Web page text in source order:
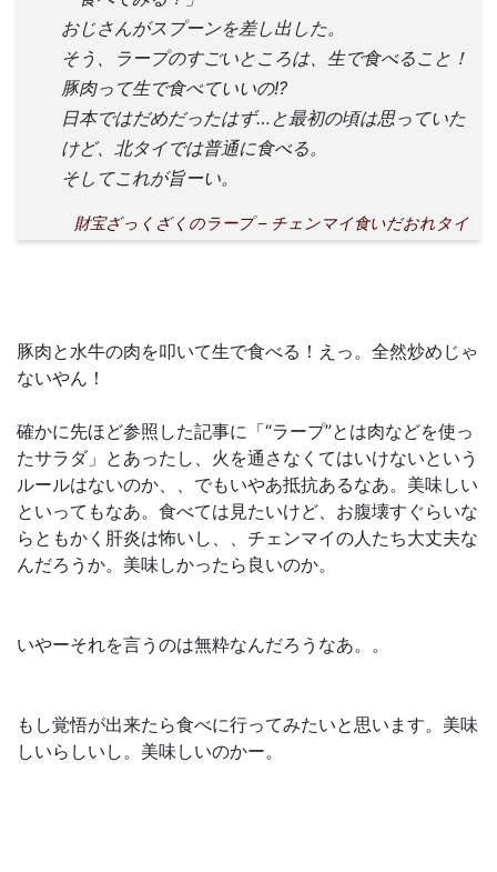
おじさんがスプーンを差し出した。
そう、ラープのすごいところは、生で食べること！
豚肉って生で食べていいの!?
日本ではだめだったはず…と最初の頃は思っていた
けど、北タイでは普通に食べる。
そしてこれが旨ーい。
財宝ざっくざくのラープ – チェンマイ食いだおれタイ
豚肉と水牛の肉を叩いて生で食べる！えっ。全然炒めじゃ
ないやん！
確かに先ほど参照した記事に「“ラープ”とは肉などを使っ
たサラダ」とあったし、火を通さなくてはいけないという
ルールはないのか、、でもいやあ抵抗あるなあ。美味しい
といってもなあ。食べては見たいけど、お腹壊すぐらいな
らともかく肝炎は怖いし、、チェンマイの人たち大丈夫な
んだろうか。美味しかったら良いのか。
いやーそれを言うのは無粋なんだろうなあ。。
もし覚悟が出来たら食べに行ってみたいと思います。美味
しいらしいし。美味しいのかー。